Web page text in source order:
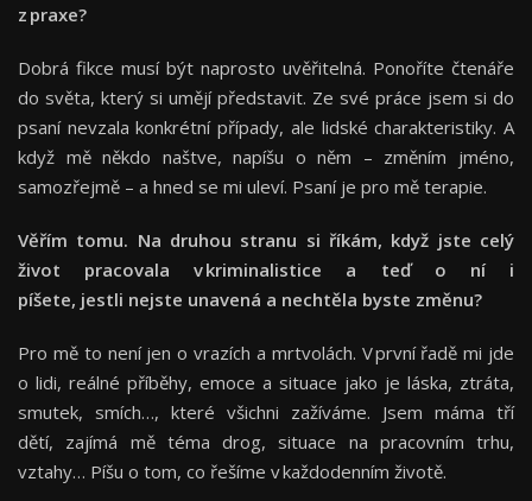
z praxe?
Dobrá fikce musí být naprosto uvěřitelná. Ponoříte čtenáře
do světa, který si umějí představit. Ze své práce jsem si do
psaní nevzala konkrétní případy, ale lidské charakteristiky. A
když mě někdo naštve, napíšu o něm – změním jméno,
samozřejmě – a hned se mi uleví. Psaní je pro mě terapie.
Věřím tomu. Na druhou stranu si říkám, když jste celý
život pracovala v kriminalistice a teď o ní i
píšete, jestli nejste unavená a nechtěla byste změnu?
Pro mě to není jen o vrazích a mrtvolách. V první řadě mi jde
o lidi, reálné příběhy, emoce a situace jako je láska, ztráta,
smutek, smích…, které všichni zažíváme. Jsem máma tří
dětí, zajímá mě téma drog, situace na pracovním trhu,
vztahy… Píšu o tom, co řešíme v každodenním životě.